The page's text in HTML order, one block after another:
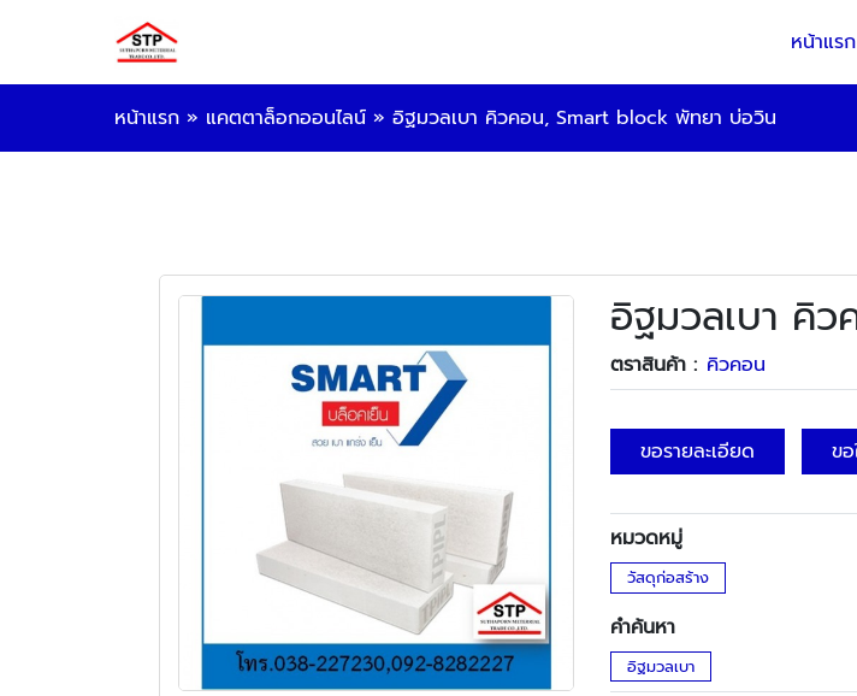
หน้าแรก
หน้าแรก » แคตตาล็อกออนไลน์ » อิฐมวลเบา คิวคอน, Smart block พัทยา บ่อวิน
อิฐมวลเบา คิ
ตราสินค้า : คิวคอน
ขอรายละเอียด ข
หมวดหมู่
วัสดุก่อสร้าง
คำค้นหา
อิฐมวลเบา